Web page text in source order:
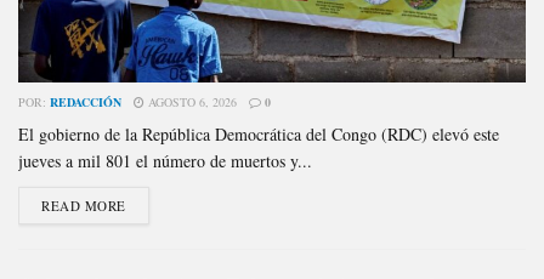
POR: REDACCIÓN AGOSTO 6, 2026 0
El gobierno de la República Democrática del Congo (RDC) elevó este
jueves a mil 801 el número de muertos y...
READ MORE